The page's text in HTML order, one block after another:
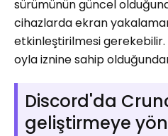
sürümünün güncel
cihazlarda ekran
etkinleştirilmesi gerekebilir.
oyla iznine sahip
Discord'da
geliştirmeye